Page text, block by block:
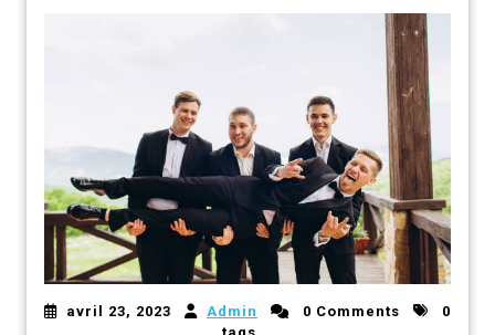
avril 23, 2023 Admin 0 Comments
0